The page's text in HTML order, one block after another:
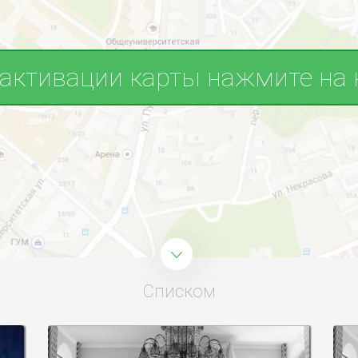
карты нажмите на
Списком